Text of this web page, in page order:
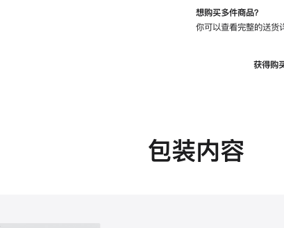
想购买多件商品？
你可以查看完整的送货
获得购
包装内容